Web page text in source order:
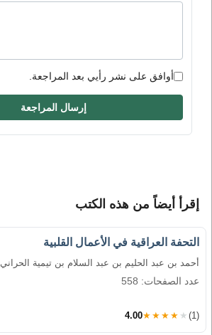
أوافق على نشر رأيي بعد المراجعة.
إرسال المراجعة
إقرأ أيضاً من هذه الكتب
التحفة العراقية في الأعمال القلبية
أحمد بن عبد الحليم بن عبد السلام بن تيمية الحراني
عدد الصفحات: 558
4.00★★★★★ (1)